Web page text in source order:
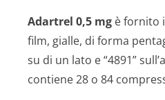
Adartrel 0,5 mg è fornito
film, gialle, di forma
su di un lato e “4891”
contiene 28 o 84